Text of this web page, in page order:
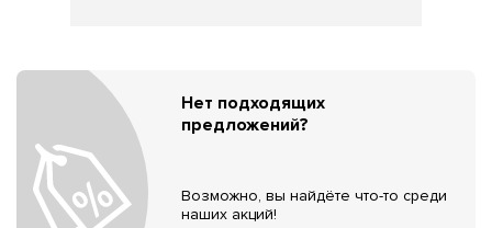
Нет подходящих
предложений?
Возможно, вы найдёте что-то среди
наших акций!